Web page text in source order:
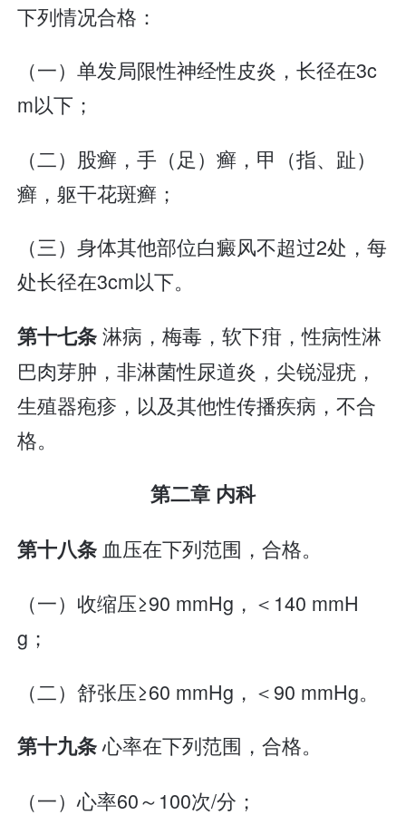
下列情况合格：
（一）单发局限性神经性皮炎，长径在3c
m以下；
（二）股癣，手（足）癣，甲（指、趾）
癣，躯干花斑癣；
（三）身体其他部位白癜风不超过2处，每
处长径在3cm以下。
第十七条淋病，梅毒，软下疳，性病性淋
巴肉芽肿，非淋菌性尿道炎，尖锐湿疣，
生殖器疱疹，以及其他性传播疾病，不合
格。
第二章 内科
第十八条 血压在下列范围，合格。
（一）收缩压≥90 mmHg，＜140 mmH
g；
（二）舒张压≥60 mmHg，＜90 mmHg。
第十九条心率在下列范围，合格。
（一）心率60～100次/分；